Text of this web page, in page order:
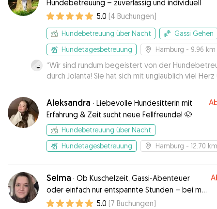
Hundebetreuung – zuverlässig und individuell
5.0 (4 Buchungen)
Hundebetreuung über Nacht
Gassi Gehen
Hundetagesbetreuung
Hamburg - 9.96 km
“Wir sind rundum begeistert von der
durch Jolanta! Sie hat sich mit unglaublich viel Herz
Engagement um unsere Hündin gekümmert. Schon
beim ersten Kontakt war spürbar, wie
gewissenhaft sie ist – sie hat viele wichtige
gestellt und sich intensiv mit den Bedürfnissen
Hundes auseinandergesetzt. Während unserer
Abwesenheit hat Jolanta uns regelmäßig Updates
geschickt und uns mit einer Vielzahl von Fotos und
unsere Hündin in den besten Händen ist. Wir sind
Jolanta sehr dankbar für ihre tolle Arbeit und
sie jederzeit wieder buchen. Eine bessere
Aleksandra · Liebevolle Hundesitterin mit
Erfahrung & Zeit sucht neue Fellfreunde! 🐶
Hundebetreuung über Nacht
Hundetagesbetreuung
Hamburg - 12.70 km
Selma · Ob Kuschelzeit, Gassi-Abenteuer
oder einfach nur entspannte Stunden – bei mir
ist dein Vierbeiner in liebevollen Händen
5.0 (7 Buchungen)